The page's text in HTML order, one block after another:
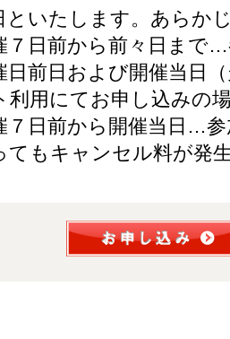
といたします。あらか
７日前から前々日まで
日前日および開催当日
用にてお申し込みの
７日前から開催当日…
もキャンセル料が発